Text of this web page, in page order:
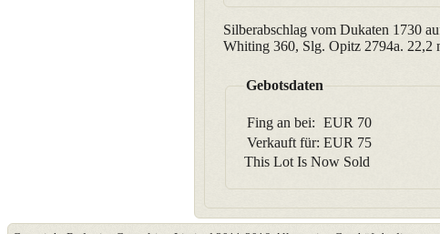
Silberabschlag vom Dukaten 1730
Whiting 360, Slg. Opitz 2794a. 22,2
Gebotsdaten
Fing an bei: EUR 70
Verkauft für: EUR 75
This Lot Is Now Sold